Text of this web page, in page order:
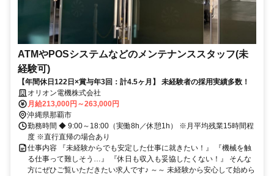
ATMやPOSシステムなどのメンテナンススタッフ(未
経験可)
【年間休日122日×賞与年3回：計4.5ヶ月】 未経験者の採用実績多数！
オリオン電機株式会社
月給213,000円～263,000円
沖縄県那覇市
勤務時間 ◆ 9:00～18:00（実働8h／休憩1h） ※月平均残業15時間程
度 ※直行直帰の場合あり
仕事内容 『未経験からでも安定した仕事に就きたい！』 『機械を触
る仕事って難しそう…』 『休日も収入も妥協したくない！』 そんな
方にぜひご覧いただきたい求人です♪ ～～ 未経験から安心して始めら